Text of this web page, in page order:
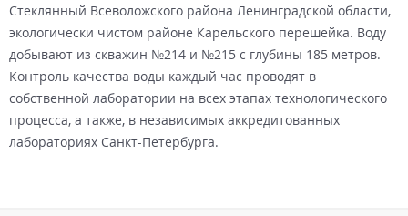
Стеклянный Всеволожского района Ленинградской области,
экологически чистом районе Карельского перешейка. Воду
добывают из скважин №214 и №215 с глубины 185 метров.
Контроль качества воды каждый час проводят в
собственной лаборатории на всех этапах технологического
процесса, а также, в независимых аккредитованных
лабораториях Санкт-Петербурга.